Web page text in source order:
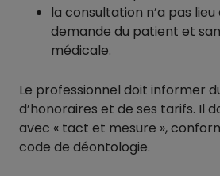
la consultation n’a pas
demande du patient et
médicale.
Le professionnel doit informer
d’honoraires et de ses tarifs. Il
avec « tact et mesure »,
code de déontologie.